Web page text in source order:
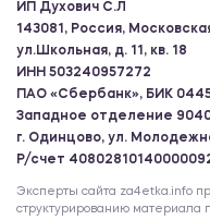
ИП Духович С.Л
143081, Россия,
ул.Школьная, д. 11, кв. 18
ИНН 503240957272
ПАО «Сбербанк», БИК
Западное отделение
г. Одинцово, ул.
Р/счет
Эксперты сайта za4etka.info
структурированию материала